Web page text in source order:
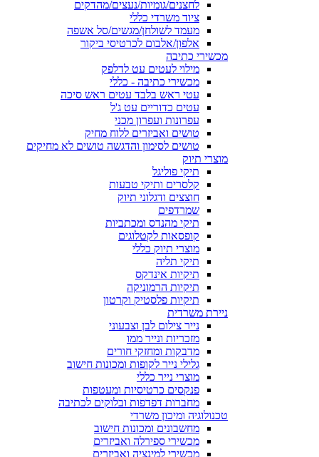
לחצנים/גומיות/נעצים/מהדקים
ציוד משרדי כללי
מעמד לשולחן/מגשים/סל אשפה
אלפון/אלבום לכרטיסי ביקור
מכשירי כתיבה
מילוי לעטים עט לדלפק
מכשירי כתיבה - כללי
עטי ראש בלבד עטים ראש סיכה
עטים כדוריים עט ג'ל
עפרונות ועפרון מכני
טושים ואביזרים ללוח מחיק
טושים לסימון והדגשה טושים לא מחיקים
מוצרי תיוק
תיקי פוליגל
קלסרים ותיקי טבעות
חוצצים ודגלוני תיוק
שמרדפים
תיקי מהנדס ומכתביות
קופסאות לקטלוגים
מוצרי תיוק כללי
תיקי תליה
תיקיות אינדקס
תיקיות הרמוניקה
תיקיות פלסטיק וקרטון
ניירת משרדית
נייר צילום לבן וצבעוני
מזכריות ונייר ממו
מדבקות ומחזקי חורים
גלילי נייר לקופות ומכונות חישוב
מוצרי נייר כללי
פנקסים כרטיסיות ומעטפות
מחברות דפדפות ובלוקים לכתיבה
טכנולוגיה ומיכון משרדי
מחשבונים ומכונות חישוב
מכשירי ספירלה ואביזרים
מכשירי למינציה ואביזרים